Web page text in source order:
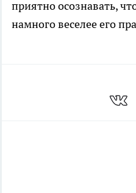
приятно осознавать,
намного веселее его